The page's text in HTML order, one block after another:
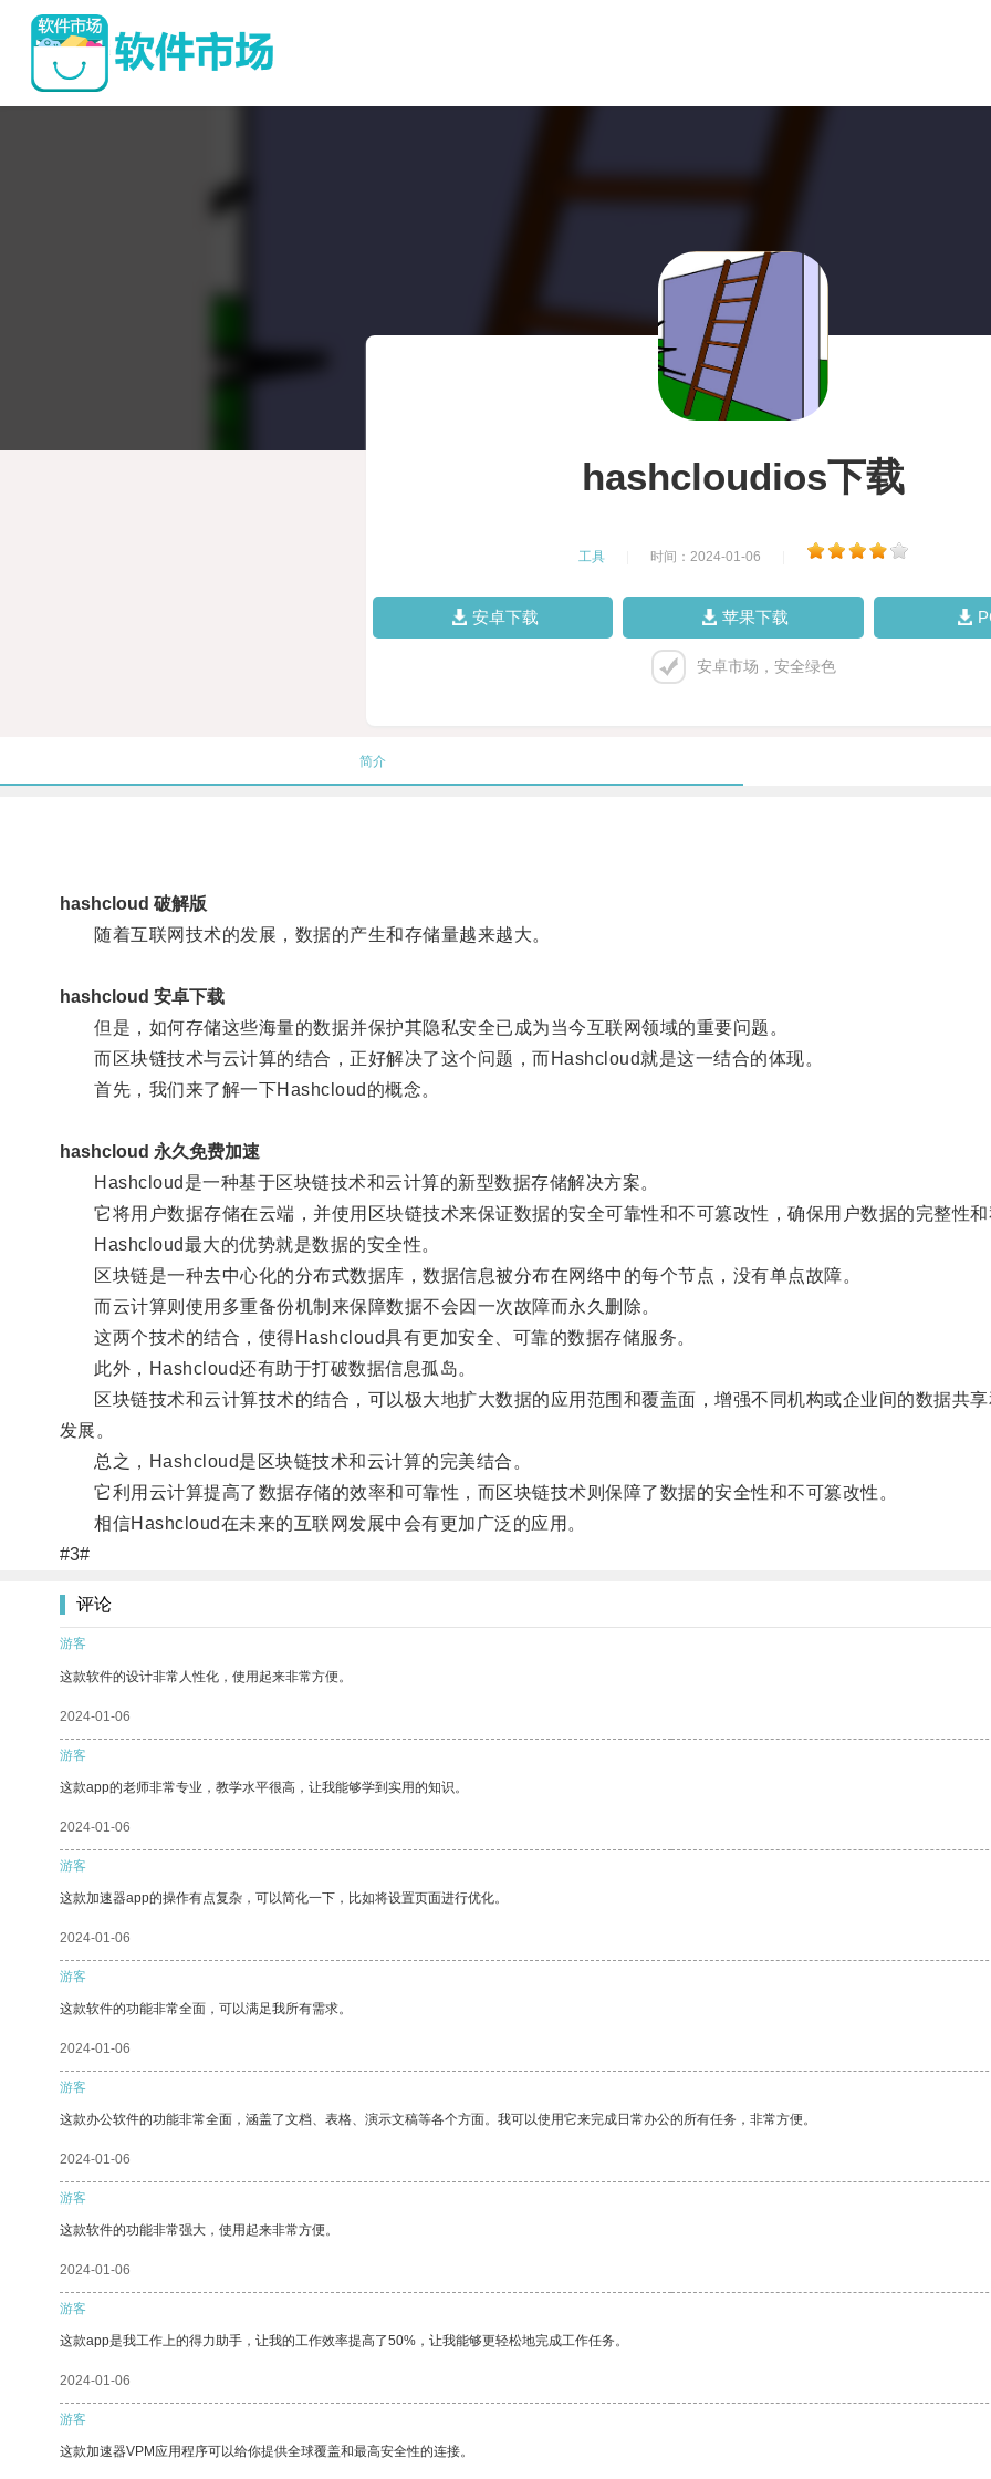
hashcloudios下载
工具 时间：2024-01-06
安卓下载 苹果下载
安卓市场，安全绿色
简介
hashcloud 破解版
随着互联网技术的发展，数据的产生和存储量越来越大。
hashcloud 安卓下载
但是，如何存储这些海量的数据并保护其隐私安全已成为当今互联网领域的重要问题。
而区块链技术与云计算的结合，正好解决了这个问题，而Hashcloud就是这一结合的体现。
首先，我们来了解一下Hashcloud的概念。
hashcloud 永久免费加速
Hashcloud是一种基于区块链技术和云计算的新型数据存储解决方案。
它将用户数据存储在云端，并使用区块链技术来保证数据的安全可靠性和不可篡改性，确保用户数据的完整性和
Hashcloud最大的优势就是数据的安全性。
区块链是一种去中心化的分布式数据库，数据信息被分布在网络中的每个节点，没有单点故障。
而云计算则使用多重备份机制来保障数据不会因一次故障而永久删除。
这两个技术的结合，使得Hashcloud具有更加安全、可靠的数据存储服务。
此外，Hashcloud还有助于打破数据信息孤岛。
区块链技术和云计算技术的结合，可以极大地扩大数据的应用范围和覆盖面，增强不同机构或企业间的数据共
发展。
总之，Hashcloud是区块链技术和云计算的完美结合。
它利用云计算提高了数据存储的效率和可靠性，而区块链技术则保障了数据的安全性和不可篡改性。
相信Hashcloud在未来的互联网发展中会有更加广泛的应用。
#3#
评论
游客
这款软件的设计非常人性化，使用起来非常方便。
2024-01-06
游客
这款app的老师非常专业，教学水平很高，让我能够学到实用的知识。
2024-01-06
游客
这款加速器app的操作有点复杂，可以简化一下，比如将设置页面进行优化。
2024-01-06
游客
这款软件的功能非常全面，可以满足我所有需求。
2024-01-06
游客
这款办公软件的功能非常全面，涵盖了文档、表格、演示文稿等各个方面。我可以使用它来完成日常办公的所有任务，非常方便。
2024-01-06
游客
这款软件的功能非常强大，使用起来非常方便。
2024-01-06
游客
这款app是我工作上的得力助手，让我的工作效率提高了50%，让我能够更轻松地完成工作任务。
2024-01-06
游客
这款加速器VPM应用程序可以给你提供全球覆盖和最高安全性的连接。